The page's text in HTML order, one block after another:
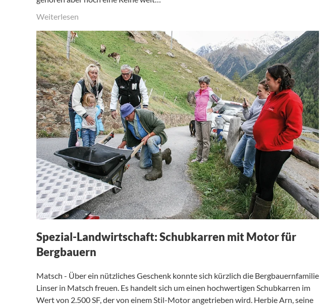
Weiterlesen
Spezial-Landwirtschaft: Schubkarren mit Motor für
Bergbauern
Matsch - Über ein nützliches Geschenk konnte sich kürzlich die Bergbauernfamilie
Linser in Matsch freuen. Es handelt sich um einen hochwertigen Schubkarren im
Wert von 2.500 SF, der von einem Stil-Motor angetrieben wird. Herbie Arn, seine